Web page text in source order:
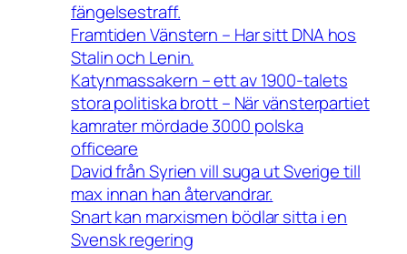
fängelsestraff.
Framtiden Vänstern – Har sitt DNA hos
Stalin och Lenin.
Katynmassakern – ett av 1900-talets
stora politiska brott – När vänsterpartiet
kamrater mördade 3000 polska
officeare
David från Syrien vill suga ut Sverige till
max innan han återvandrar.
Snart kan marxismen bödlar sitta i en
Svensk regering